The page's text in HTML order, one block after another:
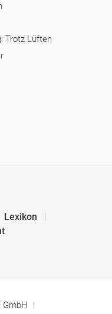
Trotz Lüften
Lexikon